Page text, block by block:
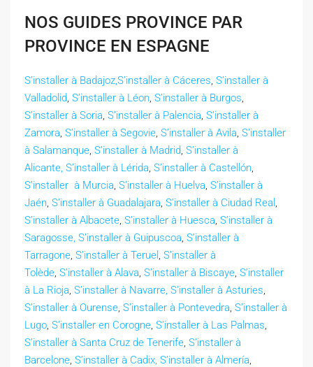
NOS GUIDES PROVINCE PAR
PROVINCE EN ESPAGNE
S’installer à Badajoz,S’installer à Cáceres, S’installer à
Valladolid, S’installer à Léon, S’installer à Burgos,
S’installer à Soria, S’installer à Palencia, S’installer à
Zamora, S’installer à Segovie, S’installer à Avila, S’installer
à Salamanque, S’installer à Madrid, S’installer à
Alicante, S’installer à Lérida, S’installer à Castellón,
S’installer à Murcia, S’installer à Huelva, S’installer à
Jaén, S’installer à Guadalajara, S’installer à Ciudad Real ,
S’installer à Albacete, S’installer à Huesca, S’installer à
Saragosse, S’installer à Guipuscoa, S’installer à
Tarragone, S’installer à Teruel , S’installer à
Tolède, S’installer à Alava, S’installer à Biscaye, S’installer
à La Rioja, S’installer à Navarre, S’installer à Asturies,
S’installer à Ourense, S’installer à Pontevedra, S’installer à
Lugo, S’installer en Corogne, S’installer à Las Palmas,
S’installer à Santa Cruz de Tenerife, S’installer à
Barcelone, S’installer à Cadix, S’installer à Almería,